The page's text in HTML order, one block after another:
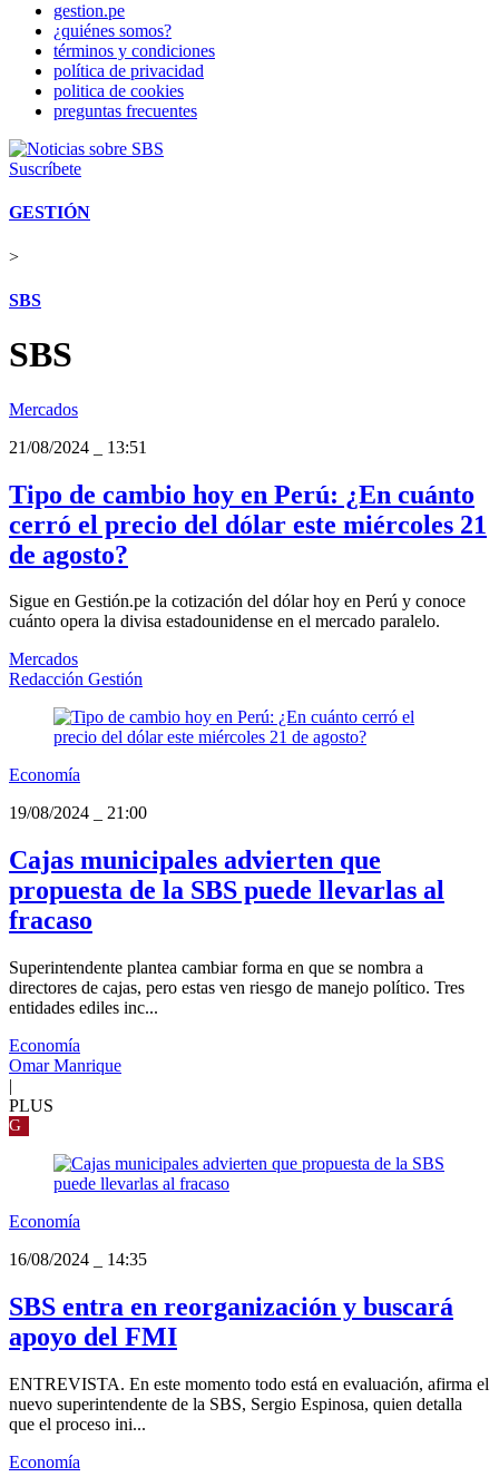
gestion.pe
¿quiénes somos?
términos y condiciones
política de privacidad
politica de cookies
preguntas frecuentes
Suscríbete
GESTIÓN
>
SBS
SBS
Mercados
21/08/2024
13:51
Tipo de cambio hoy en Perú: ¿En cuánto
cerró el precio del dólar este miércoles 21
de agosto?
Sigue en Gestión.pe la cotización del dólar hoy en Perú y conoce
cuánto opera la divisa estadounidense en el mercado paralelo.
Mercados
Redacción Gestión
Economía
19/08/2024
21:00
Cajas municipales advierten que
propuesta de la SBS puede llevarlas al
fracaso
Superintendente plantea cambiar forma en que se nombra a
directores de cajas, pero estas ven riesgo de manejo político. Tres
entidades ediles inc...
Economía
Omar Manrique
|
PLUS
G
Economía
16/08/2024
14:35
SBS entra en reorganización y buscará
apoyo del FMI
ENTREVISTA. En este momento todo está en evaluación, afirma el
nuevo superintendente de la SBS, Sergio Espinosa, quien detalla
que el proceso ini...
Economía